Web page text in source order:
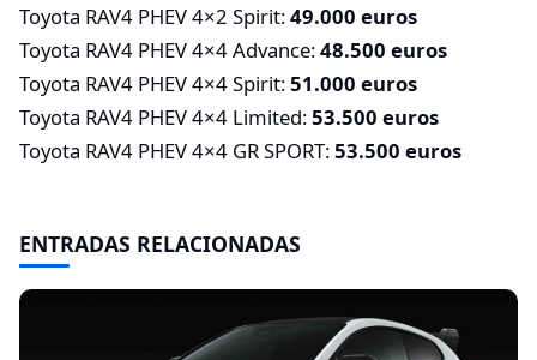
Toyota RAV4 PHEV 4×2 Spirit:49.000 euros
Toyota RAV4 PHEV 4×4 Advance:48.500 euros
Toyota RAV4 PHEV 4×4 Spirit:51.000 euros
Toyota RAV4 PHEV 4×4 Limited:53.500 euros
Toyota RAV4 PHEV 4×4 GR SPORT:53.500 euros
ENTRADAS RELACIONADAS